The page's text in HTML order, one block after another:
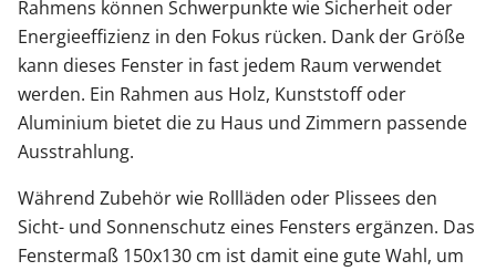
Rahmens können Schwerpunkte wie Sicherheit oder
Energieeffizienz in den Fokus rücken. Dank der Größe
kann dieses Fenster in fast jedem Raum verwendet
werden. Ein Rahmen aus Holz, Kunststoff oder
Aluminium bietet die zu Haus und Zimmern passende
Ausstrahlung.
Während Zubehör wie Rollläden oder Plissees den
Sicht- und Sonnenschutz eines Fensters ergänzen. Das
Fenstermaß 150x130 cm ist damit eine gute Wahl, um